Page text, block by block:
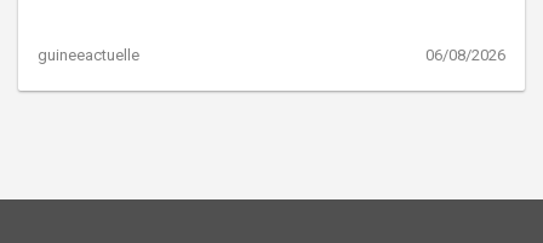
guineeactuelle 06/08/2026